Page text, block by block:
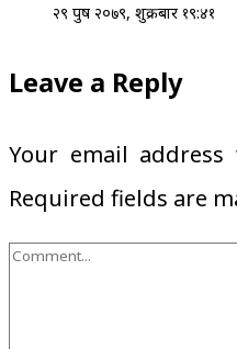
२९ पुष २०७९, शुक्रबार १९:४१
Leave a Reply
Your email
Required fields are